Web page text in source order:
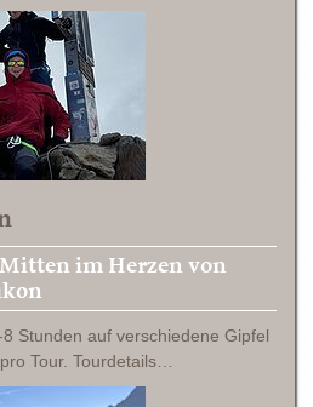
im Herzen von
Stunden auf verschiedene Gipfel
Tour. Tourdetails…